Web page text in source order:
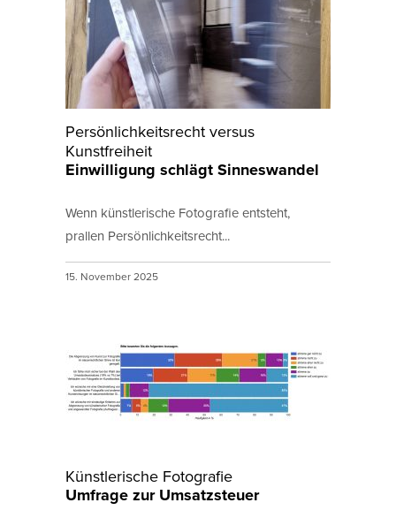
Persönlichkeitsrecht versus
Kunstfreiheit
Einwilligung schlägt Sinneswandel
Wenn künstlerische Fotografie entsteht,
prallen Persönlichkeitsrecht...
15. November 2025
Künstlerische Fotografie
Umfrage zur Umsatzsteuer